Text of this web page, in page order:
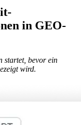
in GEO-
startet, bevor ein
wird.